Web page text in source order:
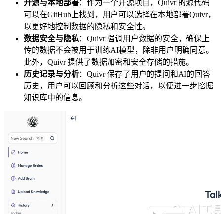
开源与本地部署：作为一个开源项目，Quivr 的源代码
可以在GitHub上找到，用户可以选择在本地部署Quivr，
以更好地控制数据的隐私和安全性。
数据安全与隐私：Quivr 强调用户数据的安全，确保上
传的数据不会被用于训练AI模型，除非用户明确同意。
此外，Quivr 提供了数据加密和安全存储的措施。
历史记录与分析：Quivr 保存了用户的提问和AI的回答
历史，用户可以回顾和分析这些对话，以便进一步挖掘
知识库中的信息。